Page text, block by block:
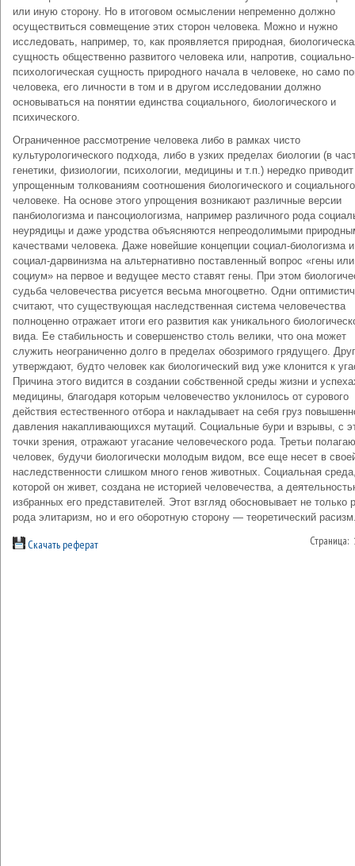
или иную сторону. Но в итоговом осмыслении непременно должно
осуществиться совмещение этих сторон человека. Можно и нужно
исследовать, например, то, как проявляется природная,
сущность общественно развитого человека или, напротив, социально-
психологическая сущность природного начала в человеке, но само
человека, его личности в том и в другом исследовании должно
основываться на понятии единства социального, биологического и
психического.
Ограниченное рассмотрение человека либо в рамках чисто
культурологического подхода, либо в узких пределах биологии (в
генетики, физиологии, психологии, медицины и т.п.) нередко приводит
упрощенным толкованиям соотношения биологического и
человеке. На основе этого упрощения возникают различные версии
панбиологизма и пансоциологизма, например различного рода
неурядицы и даже уродства объясняются непреодолимыми
качествами человека. Даже новейшие концепции социал-биологизма и
социал-дарвинизма на альтернативно поставленный вопрос «гены или
социум» на первое и ведущее место ставят гены. При этом
судьба человечества рисуется весьма многоцветно. Одни
считают, что существующая наследственная система человечества
полноценно отражает итоги его развития как уникального
вида. Ее стабильность и совершенство столь велики, что она может
служить неограниченно долго в пределах обозримого грядущего.
утверждают, будто человек как биологический вид уже клонится к
Причина этого видится в создании собственной среды жизни и
медицины, благодаря которым человечество уклонилось от сурового
действия естественного отбора и накладывает на себя груз
давления накапливающихся мутаций. Социальные бури и взрывы, с
точки зрения, отражают угасание человеческого рода. Третьи
человек, будучи биологически молодым видом, все еще несет в
наследственности слишком много генов животных. Социальная
которой он живет, создана не историей человечества, а
избранных его представителей. Этот взгляд обосновывает не только
рода элитаризм, но и его оборотную сторону — теоретический
Скачать реферат